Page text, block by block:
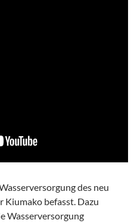
des neu
Kiumako befasst. Dazu
Wasserversorgung